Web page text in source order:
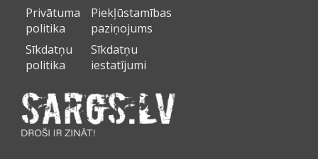
Privātuma
politika
Piekļūstamības
paziņojums
Sīkdatņu
politika
Sīkdatņu
iestatījumi